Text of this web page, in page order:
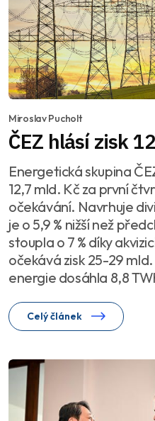
Miroslav Pucholt
ČEZ hlásí zisk
Energetická skupina
12,7 mld. Kč za první
očekávání. Navrhuje
je o 5,9 % nižší než
stoupla o 7 % díky
očekává zisk 25-29
energie dosáhla 8,8
Celý článek